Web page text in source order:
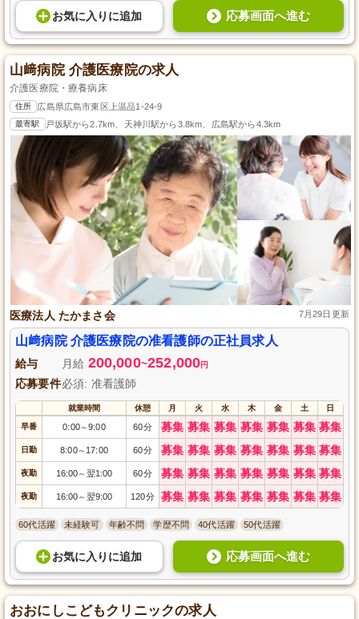
お気に入り に追加 応募画面へ進む
山﨑病院 介護医療院の求人
介護医療院・療養病床
住所 広島県広島市東区上温品1-24-9
最寄駅 戸坂駅から2.7km、天神川駅から3.8km、広島駅から4.3km
医療法人 たかまさ会 7月29日更新
山﨑病院 介護医療院の准看護師の正社員求人
給与 月給 200,000~252,000円
応募要件必須: 准看護師
就業時間 休憩 月 火 水 木 金 土 日
早番 0:00～9:00 60分 募集 募集 募集 募集 募集 募集 募集
日勤 8:00～ 17:00 60分 募集 募集 募集 募集 募集 募集 募集
夜勤 16:00～ 翌1:00 60分 募集 募集 募集 募集 募集 募集 募集
夜勤 16:00～ 翌9:00 120分 募集 募集 募集 募集 募集 募集 募集
60代活躍 未経験可 年齢不問 学歴不問 40代活躍 50代活躍
お気に入り に追加 応募画面へ進む
おおにしこどもクリニックの求人